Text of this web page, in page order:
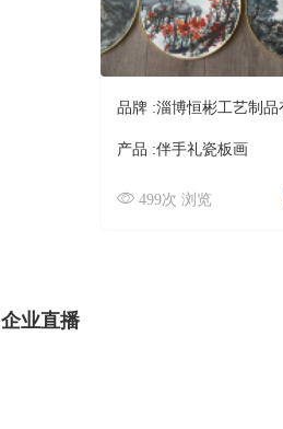
品牌 :淄博恒彬工艺制品
产品 :伴手礼瓷板画
499次 浏览
企业直播